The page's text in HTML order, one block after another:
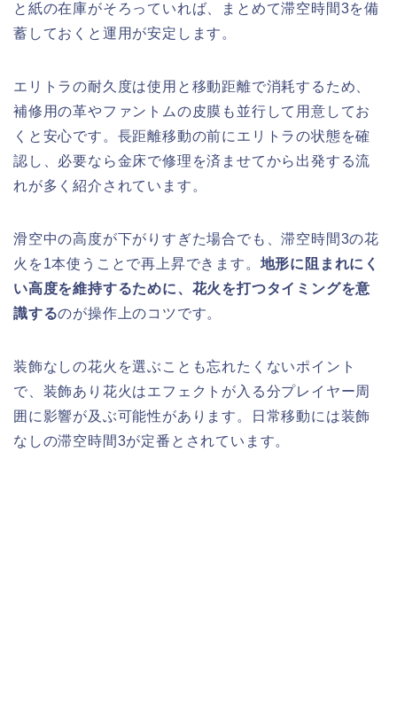
と紙の在庫がそろっていれば、まとめて滞空時間3を備
蓄しておくと運用が安定します。
エリトラの耐久度は使用と移動距離で消耗するため、
補修用の革やファントムの皮膜も並行して用意してお
くと安心です。長距離移動の前にエリトラの状態を確
認し、必要なら金床で修理を済ませてから出発する流
れが多く紹介されています。
滑空中の高度が下がりすぎた場合でも、滞空時間3の花
火を1本使うことで再上昇できます。 地形に阻まれにく
い高度を維持するために、花火を打つタイミングを意
識するのが操作上のコツです。
装飾なしの花火を選ぶことも忘れたくないポイント
で、装飾あり花火はエフェクトが入る分プレイヤー周
囲に影響が及ぶ可能性があります。日常移動には装飾
なしの滞空時間3が定番とされています。